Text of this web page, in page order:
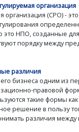
организация
организация (СРО) -
это НПО, созданные
порядку между
различия
бизнеса одним из
правовой
такие формы
решение в пользу
различия между